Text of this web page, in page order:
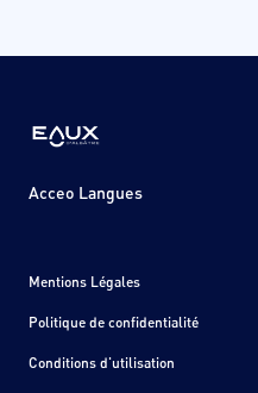
Acceo Langues
Mentions Légales
Politique de confidentialité
Conditions d'utilisation